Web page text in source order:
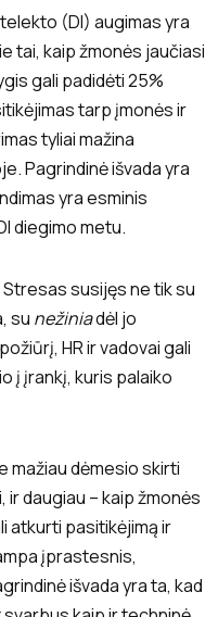
(DI) augimas yra
tai, kaip žmonės jaučiasi
gali padidėti 25%
tarp įmonės ir
tyliai mažina
Pagrindinė išvada yra
yra esminis
diegimo metu.
susijęs ne tik su
su nežiniadėl jo
HR ir vadovai gali
į įrankį, kuris palaiko
mažiau dėmesio skirti
daugiau – kaip žmonės
atkurti pasitikėjimą ir
įprastesnis,
išvada yra ta, kad